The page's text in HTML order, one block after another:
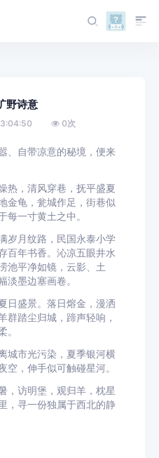
野诗意
0次
、自带凉意的秘境，便来
热，清风穿巷，抚平盛夏
金龟，瓮城作足，街巷似
每一寸黄土之中。
岁月纹路，民国永泰小学
百年书香。沁凉五眼井水
池平净如镜，云影、土
淡墨边塞画卷。
日盛景。落日熔金，漫洒
群踏尘归城，蹄声轻响，
。
城市光污染，夏季银河横
空，伸手似可触碰星河。
，访明堡，观归羊，枕星
，寻一份独属于西北的静